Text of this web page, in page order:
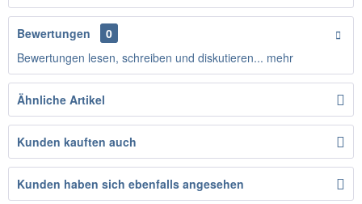
Bewertungen
0
Bewertungen lesen, schreiben und diskutieren... mehr
Ähnliche Artikel
Kunden kauften auch
Kunden haben sich ebenfalls angesehen